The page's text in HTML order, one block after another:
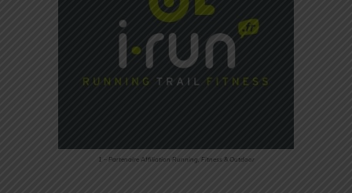
1 – Partenaire Affiliation Running, Fitness & Outdoor